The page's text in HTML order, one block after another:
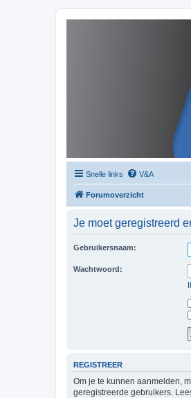
Snelle links V&A
Forumoverzicht
Je moet geregistreerd
Gebruikersnaam:
Wachtwoord:
REGISTREER
Om je te kunnen aanmelden,
geregistreerde gebruikers.